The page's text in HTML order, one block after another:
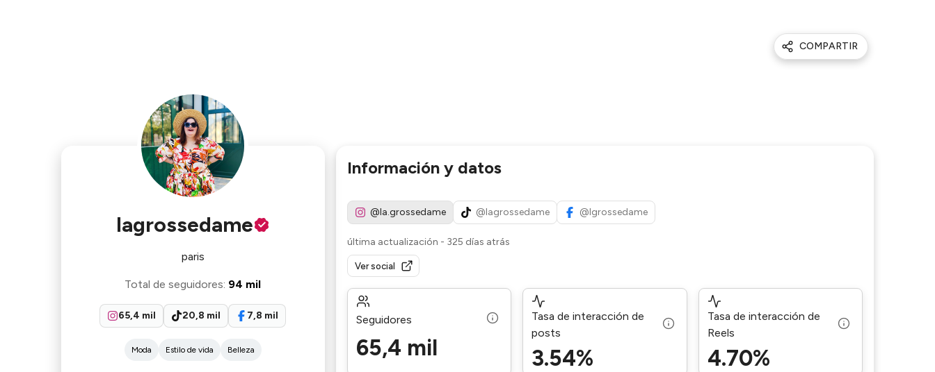
COMPARTIR
lagrossedame
paris
Total de seguidores: 94 mil
65,4 mil 20,8 mil 7,8 mil
Moda Estilo de vida Belleza
Información y datos
@la.grossedame @lagrossedame @lgrossedame
última actualización - 325 días atrás
Ver social
Seguidores
65,4 mil
Tasa de interacción de
posts
3.54%
Tasa de interacción de
Reels
4.70%